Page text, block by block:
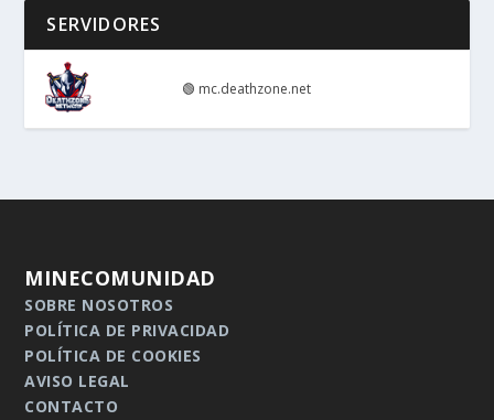
SERVIDORES
🟢 mc.deathzone.net
MINECOMUNIDAD
SOBRE NOSOTROS
POLÍTICA DE PRIVACIDAD
POLÍTICA DE COOKIES
AVISO LEGAL
CONTACTO